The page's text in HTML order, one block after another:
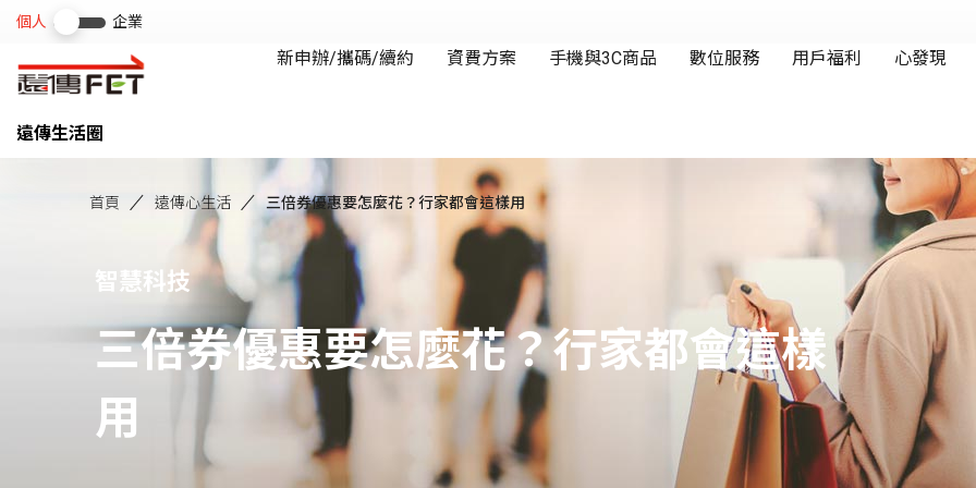
遠傳生活圈
首頁 遠傳心生活 三倍券優惠要怎麼花？行家都會這樣用
智慧科技
三倍券優惠要怎麼花？行家都會這樣
用